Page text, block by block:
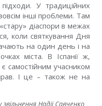
У традиційних
інші проблеми. Там
діаспори в межах
коли святкування Дня
на один день і на
міста. В Іспанії ж,
самостійним учасником
І це – також не на
Надії Савченко